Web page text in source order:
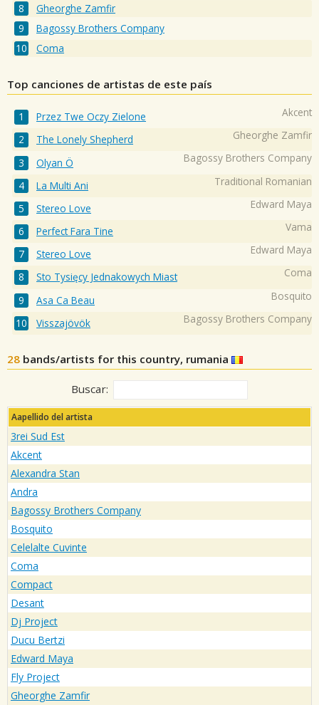
Gheorghe Zamfir
Bagossy Brothers Company
Coma
Top canciones de artistas de este país
Przez Twe Oczy Zielone Akcent
The Lonely Shepherd Gheorghe Zamfir
Olyan Ö Bagossy Brothers Company
La Multi Ani Traditional Romanian
Stereo Love Edward Maya
Perfect Fara Tine Vama
Stereo Love Edward Maya
Sto Tysięcy Jednakowych Miast Coma
Asa Ca Beau Bosquito
Visszajövök Bagossy Brothers Company
28 bands/artists for this country, rumania
Buscar:
Aapellido del artista
3rei Sud Est
Akcent
Alexandra Stan
Andra
Bagossy Brothers Company
Bosquito
Celelalte Cuvinte
Coma
Compact
Desant
Dj Project
Ducu Bertzi
Edward Maya
Fly Project
Gheorghe Zamfir